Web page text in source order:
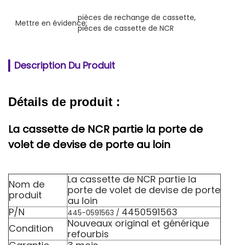
Mettre en évidence:
pièces de rechange de cassette,
pièces de cassette de NCR
Description Du Produit
Détails de produit :
La cassette de NCR partie la porte de
volet de devise de porte au loin
Nom de
produit
La cassette de NCR partie la
porte de volet de devise de porte
au loin
P/N
445-0591563 / 4450591563
Condition
Nouveaux original et générique
refourbis